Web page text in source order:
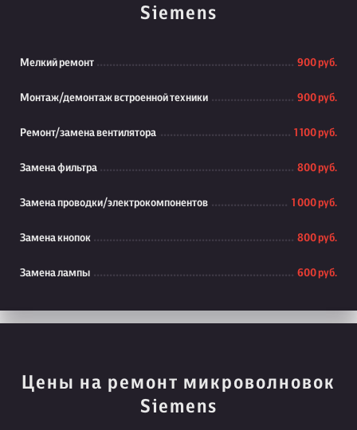
Siemens
Мелкий ремонт 900 руб.
Монтаж/демонтаж встроенной техники 900 руб.
Ремонт/замена вентилятора 1 100 руб.
Замена фильтра 800 руб.
Замена проводки/электрокомпонентов 1 000 руб.
Замена кнопок 800 руб.
Замена лампы 600 руб.
Цены на ремонт микроволновок
Siemens